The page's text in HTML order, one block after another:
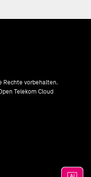
Rechte vorbehalten.
Telekom Cloud